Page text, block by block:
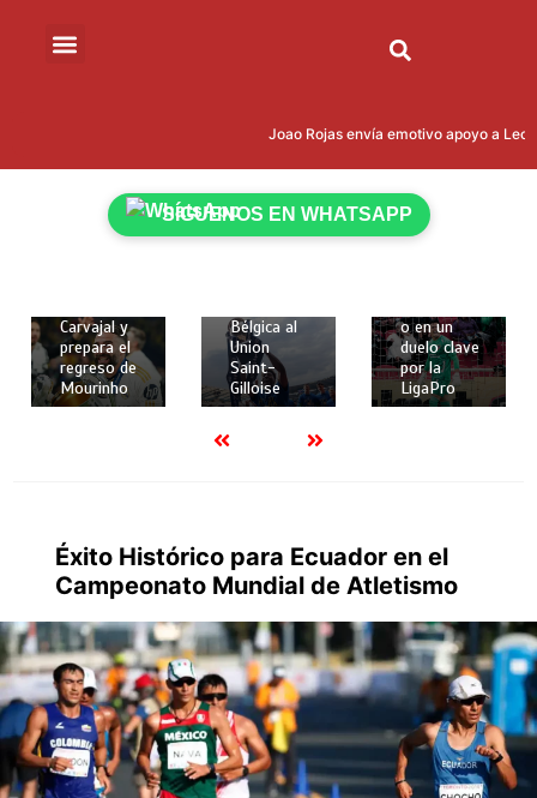
Joao Rojas envía emotivo apoyo a
SÍGUENOS EN WHATSAPP
2 mins
Carvajal y
prepara el
regreso de
Mourinho
de 2026
Rodríguez
brilló con
gol y
Bélgica al
Union
Saint-
Gilloise
de 2026
2 mins
Deportiva
Universitari
a de Quito
o en un
duelo clave
por la
LigaPro
Éxito Histórico para Ecuador en el
Campeonato Mundial de Atletismo